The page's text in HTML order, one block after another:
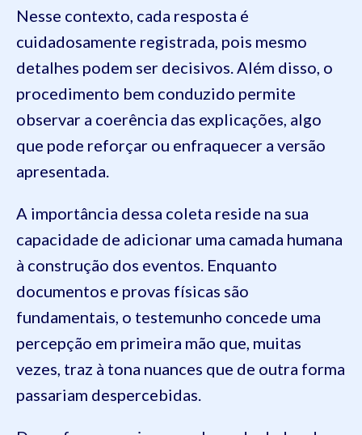
Nesse contexto, cada resposta é
cuidadosamente registrada, pois mesmo
detalhes podem ser decisivos. Além disso, o
procedimento bem conduzido permite
observar a coerência das explicações, algo
que pode reforçar ou enfraquecer a versão
apresentada.
A importância dessa coleta reside na sua
capacidade de adicionar uma camada humana
à construção dos eventos. Enquanto
documentos e provas físicas são
fundamentais, o testemunho concede uma
percepção em primeira mão que, muitas
vezes, traz à tona nuances que de outra forma
passariam despercebidas.